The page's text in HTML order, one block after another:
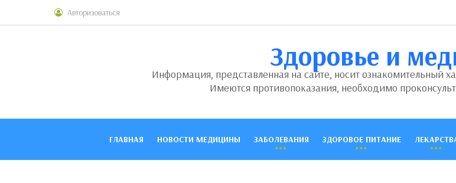
Авторизоваться
Здоровье и
Информация, представленная на сайте, носит ознакомительный
Имеются противопоказания, необходимо
ГЛАВНАЯ НОВОСТИ МЕДИЦИНЫ ЗАБОЛЕВАНИЯ ЗДОРОВОЕ ПИТАНИЕ